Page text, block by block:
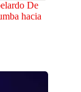
De
hacia